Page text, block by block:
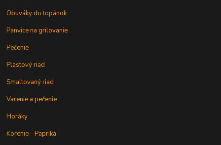
Obuváky do topánok
Panvice na grilovanie
Pečenie
Plastový riad
Smaltovaný riad
Varenie a pečenie
Horáky
Korenie - Paprika